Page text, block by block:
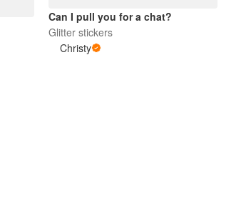
Can I pull you for a chat?
Glitter stickers
Christy